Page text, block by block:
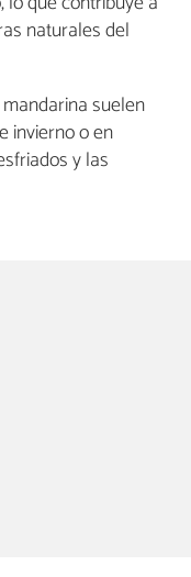
naturales del
suelen
invierno o en
y las